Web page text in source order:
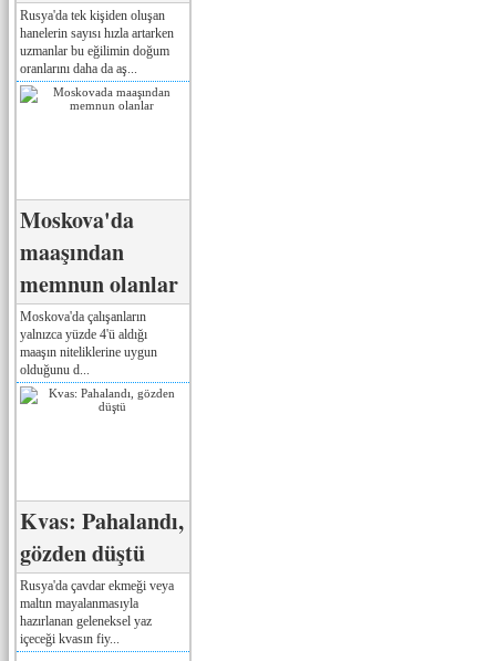
Rusya'da tek kişiden oluşan
hanelerin sayısı hızla artarken
uzmanlar bu eğilimin doğum
oranlarını daha da aş...
Moskova'da
maaşından
memnun olanlar
Moskova'da çalışanların
yalnızca yüzde 4'ü aldığı
maaşın niteliklerine uygun
olduğunu d...
Kvas: Pahalandı,
gözden düştü
Rusya'da çavdar ekmeği veya
maltın mayalanmasıyla
hazırlanan geleneksel yaz
içeceği kvasın fiy...